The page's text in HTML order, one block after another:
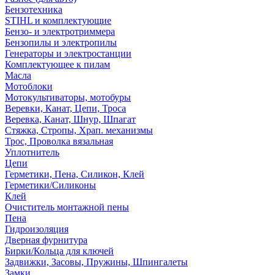
Бензотехника
STIHL и комплектующие
Бензо- и электротриммера
Бензопилы и электропилы
Генераторы и электростанции
Комплектующее к пилам
Масла
Мотоблоки
Мотокультиваторы, мотобуры
Веревки, Канат, Цепи, Троса
Веревка, Канат, Шнур, Шпагат
Стяжка, Стропы, Храп. механизмы
Трос, Проволка вязальная
Уплотнитель
Цепи
Герметики, Пена, Силикон, Клей
Герметики/Силиконы
Клей
Очиститель монтажной пены
Пена
Гидроизоляция
Дверная фурнитура
Бирки/Кольца для ключей
Задвижки, Засовы, Пружины, Шпингалеты
Замки